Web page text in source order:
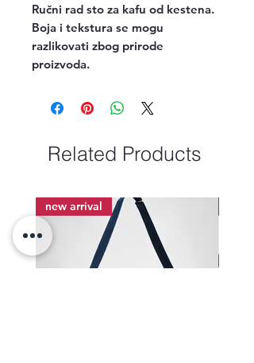
Ručni rad sto za kafu od kestena.
Boja i tekstura se mogu
razlikovati zbog prirode
proizvoda.
Related Products
new arrival